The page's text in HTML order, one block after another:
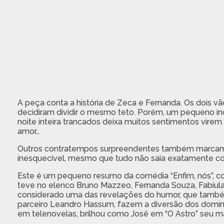
A peça conta a história de Zeca e Fernanda. Os dois
decidiram dividir o mesmo teto. Porém, um pequeno
noite inteira trancados deixa muitos sentimentos
amor…
Outros contratempos surpreendentes também
inesquecível, mesmo que tudo não saia exatamente
Este é um pequeno resumo da comédia “Enfim,
teve no elenco Bruno Mazzeo, Fernanda Souza,
considerado uma das revelações do humor, que
parceiro Leandro Hassum, fazem a diversão dos
em telenovelas, brilhou como Josê em “O Astro” seu